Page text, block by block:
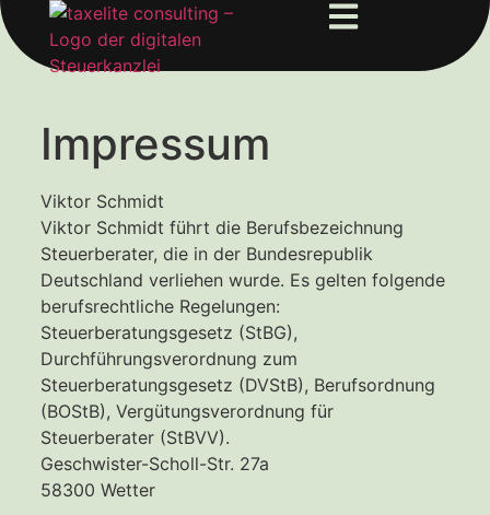
Impressum
Viktor Schmidt
Viktor Schmidt führt die Berufsbezeichnung
Steuerberater, die in der Bundesrepublik
Deutschland verliehen wurde. Es gelten folgende
berufsrechtliche Regelungen:
Steuerberatungsgesetz (StBG),
Durchführungsverordnung zum
Steuerberatungsgesetz (DVStB), Berufsordnung
(BOStB), Vergütungsverordnung für
Steuerberater (StBVV).
Geschwister-Scholl-Str. 27a
58300 Wetter